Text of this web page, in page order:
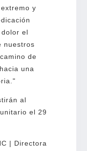
y
el
nuestros
de
una
al
el 29
| Directora